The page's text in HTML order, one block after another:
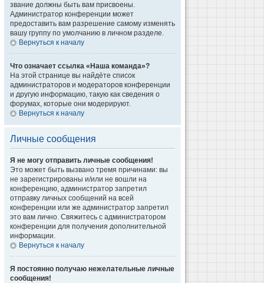
звание должны быть вам присвоены.
Администратор конференции может
предоставить вам разрешение самому изменять
вашу группу по умолчанию в личном разделе.
Вернуться к началу
Что означает ссылка «Наша команда»?
На этой странице вы найдёте список
администраторов и модераторов конференции
и другую информацию, такую как сведения о
форумах, которые они модерируют.
Вернуться к началу
Личные сообщения
Я не могу отправить личные сообщения!
Это может быть вызвано тремя причинами: вы
не зарегистрированы и/или не вошли на
конференцию, администратор запретил
отправку личных сообщений на всей
конференции или же администратор запретил
это вам лично. Свяжитесь с администратором
конференции для получения дополнительной
информации.
Вернуться к началу
Я постоянно получаю нежелательные личные
сообщения!